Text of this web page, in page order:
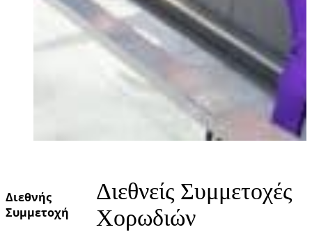
Διεθνής
Συμμετοχή
Διεθνείς Συμμετοχές
Χορωδιών